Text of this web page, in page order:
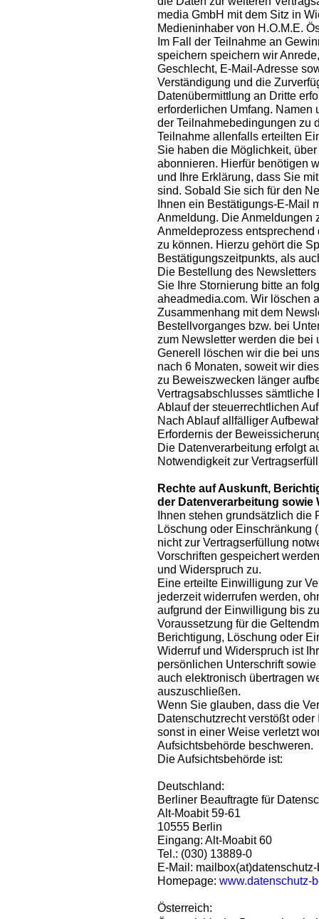
media GmbH mit dem Sitz in
Medieninhaber von H.O.M.E.
Im Fall der Teilnahme an
speichern speichern wir
Geschlecht, E-Mail-Adresse
Verständigung und die
Datenübermittlung an Dritte
erforderlichen Umfang. Namen
der Teilnahmebedingungen zu
Teilnahme allenfalls erteilten
Sie haben die Möglichkeit,
abonnieren. Hierfür benötigen
und Ihre Erklärung, dass Sie
sind. Sobald Sie sich für den
Ihnen ein Bestätigungs-E-Mail
Anmeldung. Die Anmeldungen
Anmeldeprozess
zu können. Hierzu gehört die
Bestätigungszeitpunkts, als
Die Bestellung des
Sie Ihre Stornierung bitte an
aheadmedia.com. Wir löschen
Zusammenhang mit dem
Bestellvorganges bzw. bei
zum Newsletter werden die bei
Generell löschen wir die bei
nach 6 Monaten, soweit wir
zu Beweiszwecken länger
Vertragsabschlusses
Ablauf der steuerrechtlichen
Nach Ablauf allfälliger
Erfordernis der
Die Datenverarbeitung erfolgt
Notwendigkeit zur
Rechte auf Auskunft,
der Datenverarbeitung sowie
Ihnen stehen grundsätzlich die
Löschung oder Einschränkung
nicht zur Vertragserfüllung
Vorschriften gespeichert
und Widerspruch zu.
Eine erteilte Einwilligung zur
jederzeit widerrufen werden,
aufgrund der Einwilligung bis
Voraussetzung für die
Berichtigung, Löschung oder
Widerruf und Widerspruch ist
persönlichen Unterschrift
auch elektronisch übertragen
auszuschließen.
Wenn Sie glauben, dass die
Datenschutzrecht verstößt
sonst in einer Weise verletzt
Aufsichtsbehörde beschweren.
Die Aufsichtsbehörde ist:
Deutschland:
Berliner Beauftragte für
Alt-Moabit 59-61
10555 Berlin
Eingang: Alt-Moabit 60
Tel.: (030) 13889-0
E-Mail:
Homepage: www.datenschutz-
Österreich: